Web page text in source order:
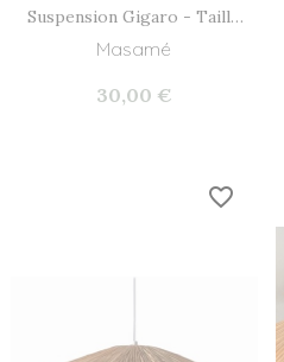
Suspension Gigaro - Taille
Masamé
30,00 €
favorite_border